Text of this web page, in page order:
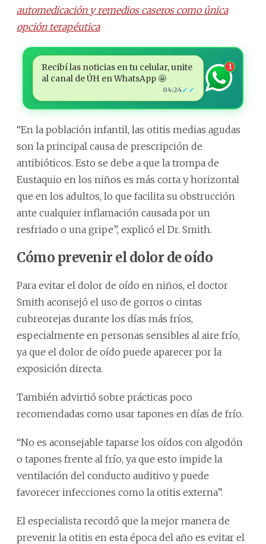
automedicación y remedios caseros como única
opción terapéutica
Recibí las noticias en tu celular, unite
al canal de ÚH en WhatsApp 🤩
04:24✓✓
1
“En la población infantil, las otitis medias agudas
son la principal causa de prescripción de
antibióticos. Esto se debe a que la trompa de
Eustaquio en los niños es más corta y horizontal
que en los adultos, lo que facilita su obstrucción
ante cualquier inflamación causada por un
resfriado o una gripe”, explicó el Dr. Smith.
Cómo prevenir el dolor de oído
Para evitar el dolor de oído en niños, el doctor
Smith aconsejó el uso de gorros o cintas
cubreorejas durante los días más fríos,
especialmente en personas sensibles al aire frío,
ya que el dolor de oído puede aparecer por la
exposición directa.
También advirtió sobre prácticas poco
recomendadas como usar tapones en días de frío.
“No es aconsejable taparse los oídos con algodón
o tapones frente al frío, ya que esto impide la
ventilación del conducto auditivo y puede
favorecer infecciones como la otitis externa”.
El especialista recordó que la mejor manera de
prevenir la otitis en esta época del año es evitar el